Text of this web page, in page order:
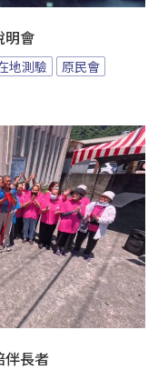
明會
地測驗
原民會
伴長者